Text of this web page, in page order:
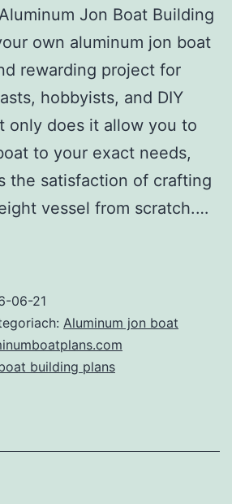
Jon Boat Building
own aluminum jon boat
rewarding project for
hobbyists, and DIY
only does it allow you to
to your exact needs,
the satisfaction of crafting
vessel from scratch.…
06-21
Aluminum jon boat
building plans